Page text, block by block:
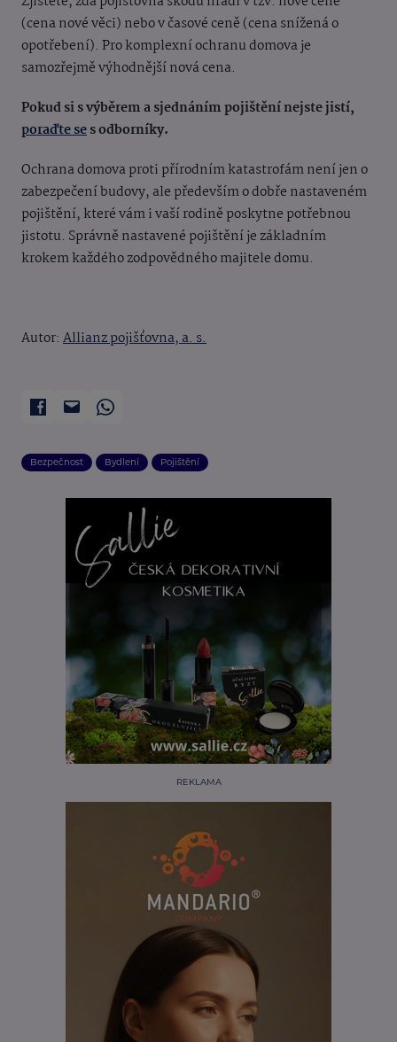
(cena nové věci) nebo v časové ceně (cena snížená o
opotřebení). Pro komplexní ochranu domova je
samozřejmě výhodnější nová cena.
Pokud si s výběrem a sjednáním pojištění nejste jistí,
poraďte ses odborníky.
Ochrana domova proti přírodním katastrofám není jen o
zabezpečení budovy, ale především o dobře nastaveném
pojištění, které vám i vaší rodině poskytne potřebnou
jistotu. Správně nastavené pojištění je základním
krokem každého zodpovědného majitele domu.
Autor: Allianz pojišťovna, a. s.
Bezpečnost Bydlení Pojištění
REKLAMA